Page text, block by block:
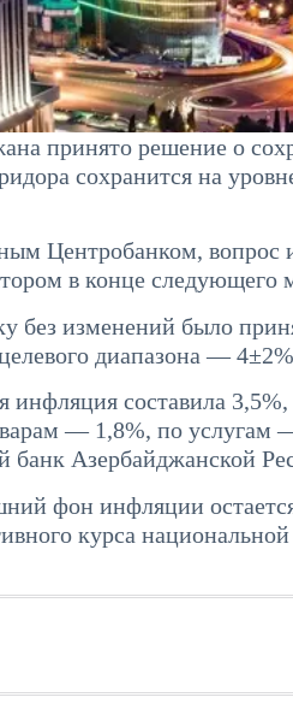
принято решение о
сохранится на
Центробанком, вопрос
в конце следующего
без изменений было
диапазона —
инфляция составила
— 1,8%, по услугам
Азербайджанской
фон инфляции
курса